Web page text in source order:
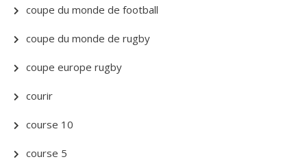
coupe du monde de football
coupe du monde de rugby
coupe europe rugby
courir
course 10
course 5